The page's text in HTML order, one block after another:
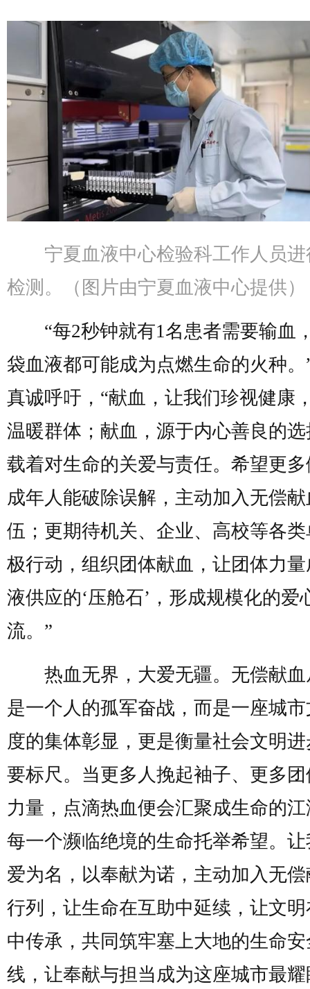
宁夏血液中心检验科工作人员
检测。（图片由宁夏血液中心提供）
“每2秒钟就有1名患者需要输血
袋血液都可能成为点燃生命的火种。
真诚呼吁，“献血，让我们珍视健康
温暖群体；献血，源于内心善良的
载着对生命的关爱与责任。希望更
成年人能破除误解，主动加入无偿
伍；更期待机关、企业、高校等各
极行动，组织团体献血，让团体力
液供应的‘压舱石’，形成规模化的爱
流。”
热血无界，大爱无疆。无偿献血
是一个人的孤军奋战，而是一座城
度的集体彰显，更是衡量社会文明
要标尺。当更多人挽起袖子、更多
力量，点滴热血便会汇聚成生命的
每一个濒临绝境的生命托举希望。
爱为名，以奉献为诺，主动加入无
行列，让生命在互助中延续，让文
中传承，共同筑牢塞上大地的生命
线，让奉献与担当成为这座城市最